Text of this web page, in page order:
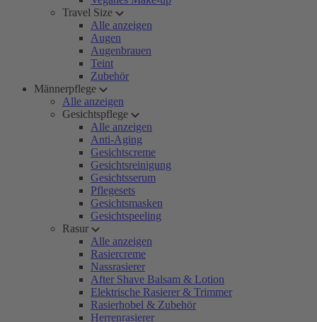
Travel Size
Alle anzeigen
Augen
Augenbrauen
Teint
Zubehör
Männerpflege
Alle anzeigen
Gesichtspflege
Alle anzeigen
Anti-Aging
Gesichtscreme
Gesichtsreinigung
Gesichtsserum
Pflegesets
Gesichtsmasken
Gesichtspeeling
Rasur
Alle anzeigen
Rasiercreme
Nassrasierer
After Shave Balsam & Lotion
Elektrische Rasierer & Trimmer
Rasierhobel & Zubehör
Herrenrasierer